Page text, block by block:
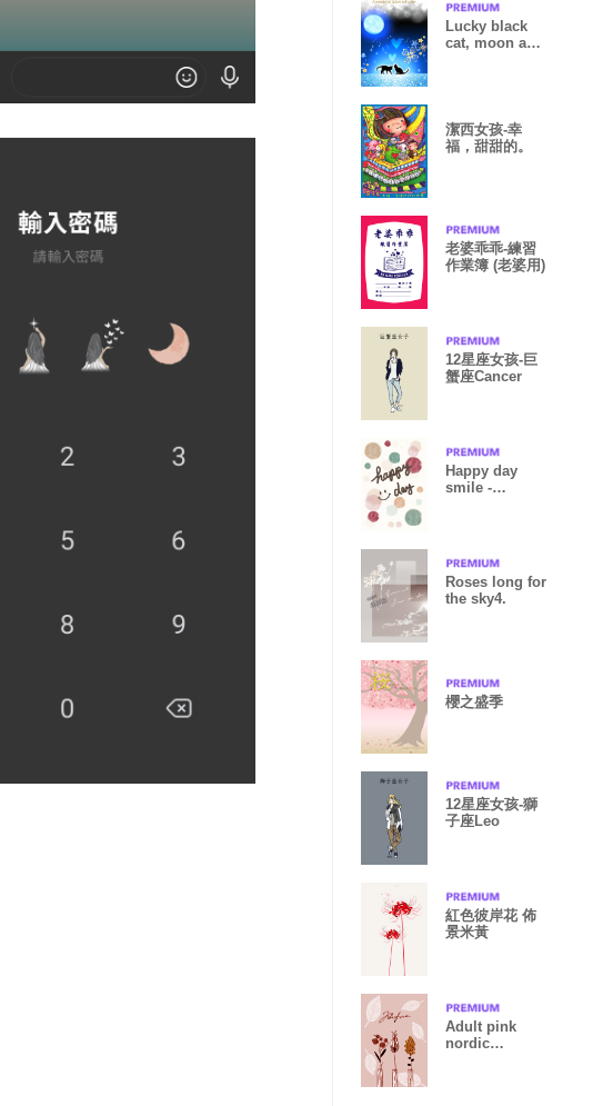
Lucky black
cat, moon and
潔西女孩-幸
福，甜甜的。
老婆乖乖-練習
作業簿 (老婆用)
12星座女孩-巨
蟹座Cancer
Happy day
smile -
Roses long for
the sky4.
櫻之盛季
12星座女孩-獅
子座Leo
紅色彼岸花 佈
景米黃
Adult pink
nordic